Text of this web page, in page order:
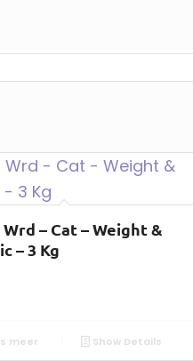
– Cat – Weight &
– 3 Kg
meer Show Details